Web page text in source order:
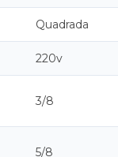
Quadrada
220v
3/8
5/8